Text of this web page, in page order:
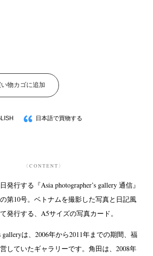
物カゴに追加
日本語で買物する
〈CONTENT〉
発行する『Asia photographer’s gallery 通信』
の第10号。ベトナムを撮影した写真と日記風
発行する、A5サイズの写真カード。
galleryは、2006年から2011年までの期間、福
していたギャラリーです。角田は、2008年